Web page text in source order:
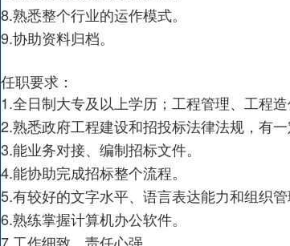
8.熟悉整个行业的运作模式。
9.协助资料归档。
任职要求：
1.全日制大专及以上学历；工程管理、工程
2.熟悉政府工程建设和招投标法律法规，有
3.能业务对接、编制招标文件。
4.能协助完成招标整个流程。
5.有较好的文字水平、语言表达能力和组织
6.熟练掌握计算机办公软件。